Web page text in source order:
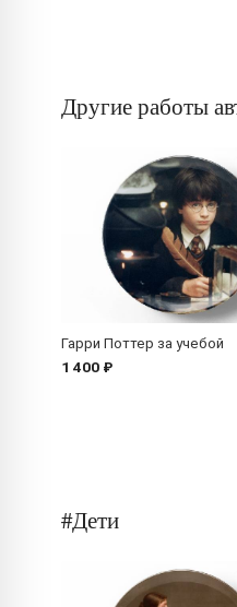
Другие работы
Гарри Поттер за учебой
1 400 ₽
#Дети